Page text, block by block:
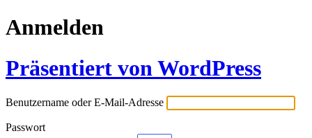
Anmelden
Präsentiert von WordPress
Benutzername oder E-Mail-Adresse
Passwort